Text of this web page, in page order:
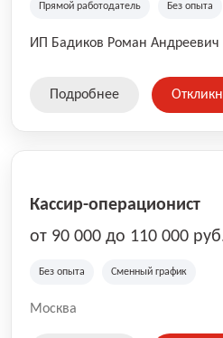
Прямой работодатель Без опыта
ИП Бадиков Роман Андреевич
Подробнее
Кассир-операционист
от 90 000 до 110 000
Без опыта Сменный график
Москва